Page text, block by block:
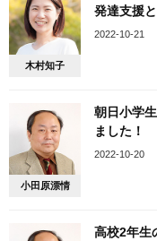
木村知子
発達支援
2022-10-21
小田原漂情
朝日小学
ました！
2022-10-20
高校2年生